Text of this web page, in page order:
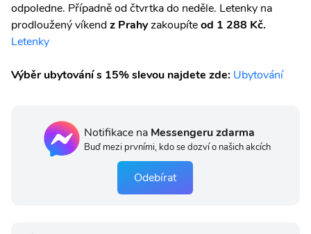
odpoledne. Případně od čtvrtka do neděle. Letenky na
prodloužený víkendz Prahyzakoupíteod 1 288 Kč.
Letenky
Výběr ubytování s 15% slevou najdete zde: Ubytování
Notifikace na Messengeru zdarma
Buď mezi prvními, kdo se dozví o našich akcích
Odebírat